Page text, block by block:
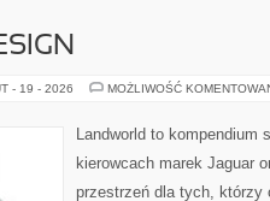
- 19 - 2026 MOŻLIWOŚĆ
Landworld to kompendium
kierowcach marek Jaguar
przestrzeń dla tych, którzy